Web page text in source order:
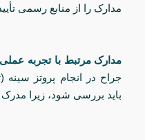
مدارک را از منابع رسمی
مدارک مرتبط با تجربه
جراح در انجام پروتز سینه
باید بررسی شود، زیرا